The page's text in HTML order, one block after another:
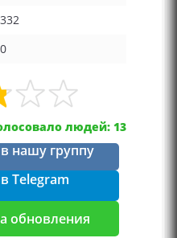
332
0
людей: 13
нашу группу
Telegram
обновления